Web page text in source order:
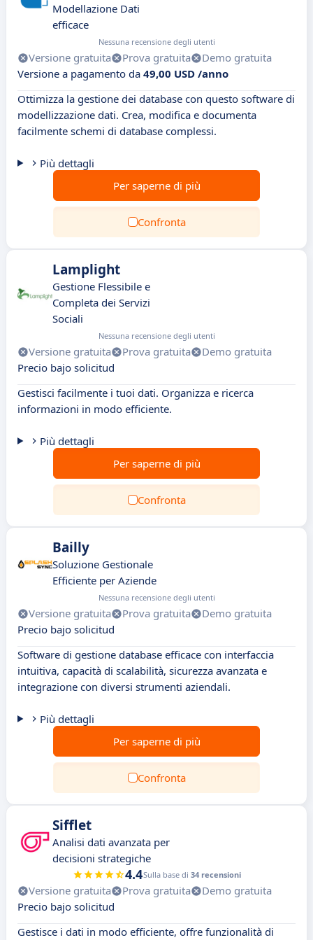
Modellazione Dati
efficace
Nessuna recensione degli utenti
Versione gratuita Prova gratuita
Demo gratuita
Versione a pagamento da 49,00 USD /anno
Ottimizza la gestione dei database con questo software di
modellizzazione dati. Crea, modifica e documenta
facilmente schemi di database complessi.
Più dettagli
Per saperne di più
Confronta
Lamplight
Gestione Flessibile e
Completa dei Servizi
Sociali
Nessuna recensione degli utenti
Versione gratuita Prova gratuita
Demo gratuita
Precio bajo solicitud
Gestisci facilmente i tuoi dati. Organizza e ricerca
informazioni in modo efficiente.
Più dettagli
Per saperne di più
Confronta
Bailly
Soluzione Gestionale
Efficiente per Aziende
Nessuna recensione degli utenti
Versione gratuita Prova gratuita
Demo gratuita
Precio bajo solicitud
Software di gestione database efficace con interfaccia
intuitiva, capacità di scalabilità, sicurezza avanzata e
integrazione con diversi strumenti aziendali.
Più dettagli
Per saperne di più
Confronta
Sifflet
Analisi dati avanzata per
decisioni strategiche
4.4Sulla base di 34 recensioni
Versione gratuita Prova gratuita
Demo gratuita
Precio bajo solicitud
Gestisce i dati in modo efficiente, offre funzionalità di